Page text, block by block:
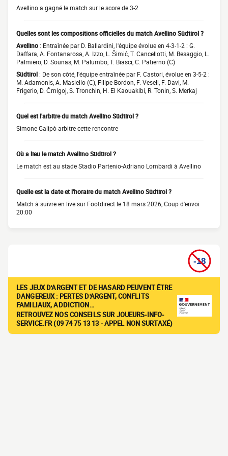
Avellino a gagné le match sur le score de 3-2
Quelles sont les compositions officielles du match Avellino Südtirol ?
Avellino : Entraînée par D. Ballardini, l'équipe évolue en 4-3-1-2 : G.
Daffara, A. Fontanarosa, A. Izzo, L. Šimić, T. Cancellotti, M. Besaggio, L.
Palmiero, D. Sounas, M. Palumbo, T. Biasci, C. Patierno (C)
Südtirol : De son côté, l'équipe entraînée par F. Castori, évolue en 3-5-2 :
M. Adamonis, A. Masiello (C), Filipe Bordon, F. Veseli, F. Davi, M.
Frigerio, D. Črnigoj, S. Tronchin, H. El Kaouakibi, R. Tonin, S. Merkaj
Quel est l'arbitre du match Avellino Südtirol ?
Simone Galipò arbitre cette rencontre
Où a lieu le match Avellino Südtirol ?
Le match est au stade Stadio Partenio-Adriano Lombardi à Avellino
Quelle est la date et l'horaire du match Avellino Südtirol ?
Match à suivre en live sur Footdirect le 18 mars 2026, Coup d'envoi
20:00
LES JEUX D'ARGENT ET DE HASARD PEUVENT ÊTRE
DANGEREUX : PERTES D'ARGENT, CONFLITS
FAMILIAUX, ADDICTION…
RETROUVEZ NOS CONSEILS SUR JOUEURS-INFO-
SERVICE.FR (09 74 75 13 13 - APPEL NON SURTAXÉ)